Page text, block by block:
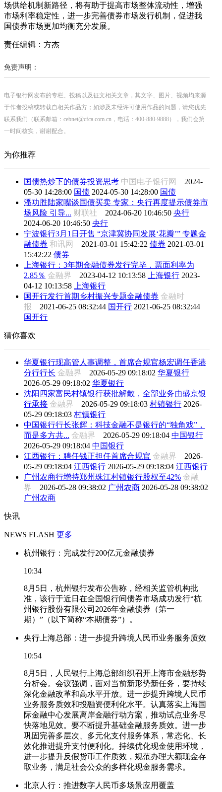
场供给机制新路径，将有助于提高市场整体流动性，增强
市场利率稳定性，进一步完善债券市场发行机制，促进我
国债券市场更加均衡充分发展。
责任编辑：方杰
免责声明：
电子银行网发布的专栏、投稿以及征文相关文章，其文字、图片、视频均来源
于作者投稿或转载自相关作品方；如涉及未经许可使用作品的问题，请您优先
联系我们（联系邮箱：cebnet@cfca.com.cn，电话：400-880-9888），我们会第
一时间核实，谢谢配合。
为你推荐
国债热炒下的债券投资思考 中国电子银行网 2024-
05-30 14:28:00 国债 2024-05-30 14:28:00 国债
潘功胜陆家嘴谈国债买卖 专家：央行再度提示债券市
场风险 引导... 财联社 2024-06-20 10:46:50 央行
2024-06-20 10:46:50 央行
宁波银行3月1日开售 “京津冀协同发展‘花瓣’” 专题金
融债券 和讯网 2021-03-01 15:42:22 债券 2021-03-01
15:42:22 债券
上海银行：3年期金融债券发行完毕，票面利率为
2.85％ 金融界 2023-04-12 10:13:58 上海银行 2023-
04-12 10:13:58
上海银行
国开行发行首期乡村振兴专题金融债券 金融时
报 2021-06-25 08:32:44 国开行 2021-06-25 08:32:44
国开行
猜你喜欢
华夏银行现高管人事调整，首席合规官杨宏调任香港
分行行长 金融界 2026-05-29 09:18:02 华夏银行
2026-05-29 09:18:02 华夏银行
沈阳四家富民村镇银行获批解散，全部业务由盛京银
行承接 金融界 2026-05-29 09:18:03 村镇银行 2026-
05-29 09:18:03 村镇银行
中国银行行长张辉：科技金融不是银行的“独角戏”，
而是多方共... 金融界 2026-05-29 09:18:04 中国银行
2026-05-29 09:18:04 中国银行
江西银行：聘任钱正担任首席合规官 金融界 2026-
05-29 09:18:04 江西银行 2026-05-29 09:18:04 江西银行
广州农商行增持郑州珠江村镇银行股权至42% 金融
界 2026-05-28 09:38:02 广州农商 2026-05-28 09:38:02
广州农商
快讯
NEWS FLASH 更多
杭州银行：完成发行200亿元金融债券
10:34
8月5日，杭州银行发布公告称，经相关监管机构批
准，该行于近日在全国银行间债券市场成功发行“杭
州银行股份有限公司2026年金融债券（第一
期）”（以下简称“本期债券”）。
央行上海总部：进一步提升跨境人民币业务服务质效
10:54
8月5日，人民银行上海总部组织召开上海市金融形势
分析会。会议强调，面对当前新形势新任务，要持续
深化金融改革和高水平开放。进一步提升跨境人民币
业务服务质效和投融资便利化水平。认真落实上海国
际金融中心发展离岸金融行动方案，推动试点业务尽
快落地见效。要不断提升基础金融服务质效。进一步
巩固完善多层次、多元化支付服务体系，常态化、长
效化推进提升支付便利化。持续优化现金使用环境，
进一步提升反假货币工作质效，规范办理大额现金存
取业务，满足社会公众的多样化现金服务需求。
北京人行：推进数字人民币多场景应用覆盖